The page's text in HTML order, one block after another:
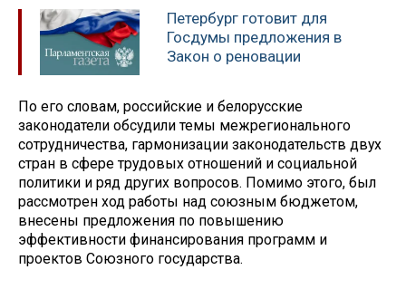
Петербург готовит для
Госдумы предложения в
Закон о реновации
По его словам, российские и белорусские
законодатели обсудили темы межрегионального
сотрудничества, гармонизации законодательств двух
стран в сфере трудовых отношений и социальной
политики и ряд других вопросов. Помимо этого, был
рассмотрен ход работы над союзным бюджетом,
внесены предложения по повышению
эффективности финансирования программ и
проектов Союзного государства.